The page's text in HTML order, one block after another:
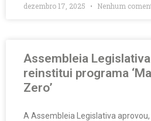
dezembro 17, 2025 Nenhum
Assembleia
reinstitui programa
Zero’
A Assembleia Legislativa